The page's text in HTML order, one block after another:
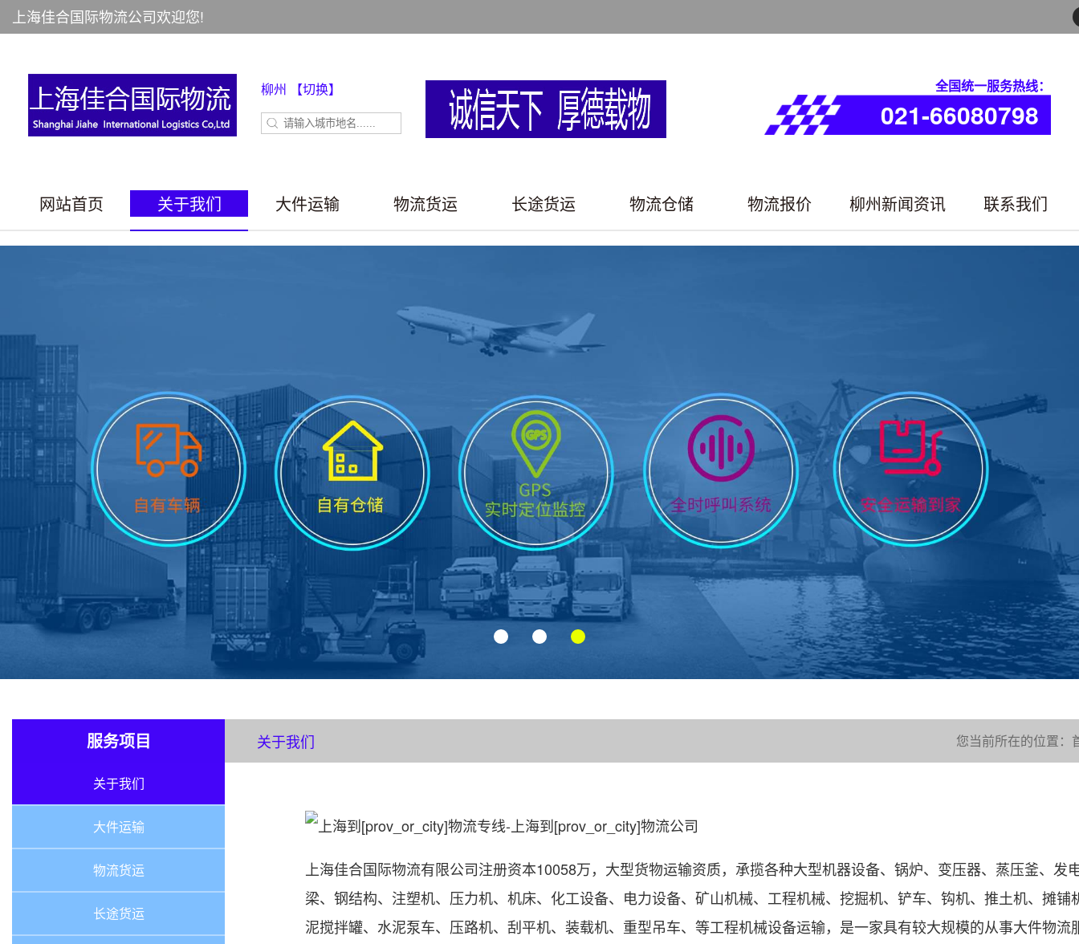
上海佳合国际物流公司欢迎您!
柳州 【切换】 全国统一服务热线：
021-66080798
网站首页 关于我们 大件运输 物流货运 长途货运 物流仓储 物流报价 柳州新闻资讯 联系我们
服务项目
关于我们
大件运输
物流货运
长途货运
关于我们 您当前所在的位置：
上海佳合国际物流有限公司注册资本10058万，大型货物运输资质，承揽各种大型机器设备、锅炉、变压器、蒸压釜、发
梁、钢结构、注塑机、压力机、机床、化工设备、电力设备、矿山机械、工程机械、挖掘机、铲车、钩机、推土机、摊铺
泥搅拌罐、水泥泵车、压路机、刮平机、装载机、重型吊车、等工程机械设备运输，是一家具有较大规模的从事大件物流